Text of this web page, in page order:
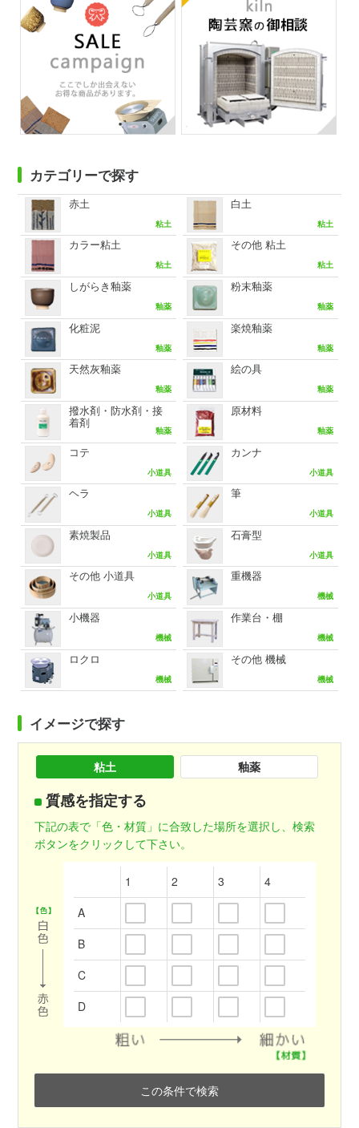
カテゴリーで探す
赤土
粘土
白土
粘土
カラー粘土
粘土
その他 粘土
粘土
しがらき釉薬
釉薬
粉末釉薬
釉薬
化粧泥
釉薬
楽焼釉薬
釉薬
天然灰釉薬
釉薬
絵の具
釉薬
撥水剤・防水剤・接
着剤
釉薬
原材料
釉薬
コテ
小道具
カンナ
小道具
ヘラ
小道具
筆
小道具
素焼製品
小道具
石膏型
小道具
その他 小道具
小道具
重機器
機械
小機器
機械
作業台・棚
機械
ロクロ
機械
その他 機械
機械
イメージで探す
粘土 釉薬
質感を指定する
下記の表で「色・材質」に合致した場所を選択し、検索
ボタンをクリックして下さい。
1 2 3
4
A
B
C
D
この条件で検索